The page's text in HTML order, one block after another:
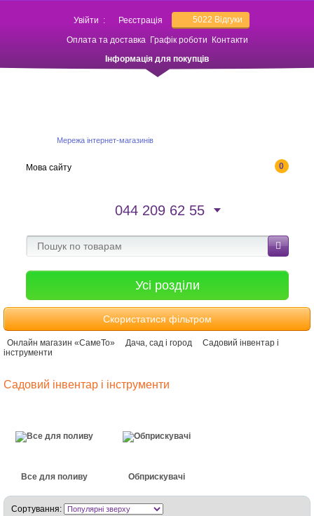
Увійти : Реєстрація 5022 Відгуки
Оплата та доставка Графік роботи
Контакти
Інформація для покупців
Мережа інтернет-магазинів
0
Мова сайту
044 209 62 55
Усі розділи
Скористатися фільтром
Онлайн магазин «СамеТо» Дача, сад і город
Садовий інвентар і
інструменти
Садовий інвентар і інструменти
Все для поливу Обприскувачі
Сортування: